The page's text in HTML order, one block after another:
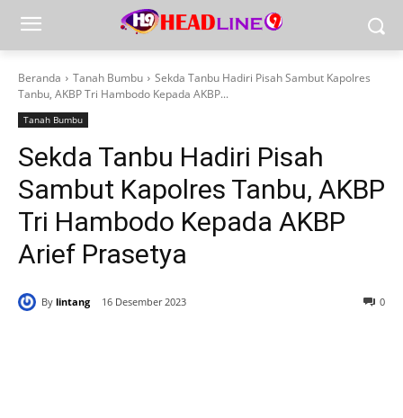
Beranda Tanah Bumbu
Sekda Tanbu Hadiri Pisah Sambut Kapolres
Tanbu, AKBP Tri Hambodo Kepada AKBP...
Tanah Bumbu
Sekda Tanbu Hadiri Pisah
Sambut Kapolres Tanbu, AKBP
Tri Hambodo Kepada AKBP
Arief Prasetya
By lintang 16 Desember 2023 0